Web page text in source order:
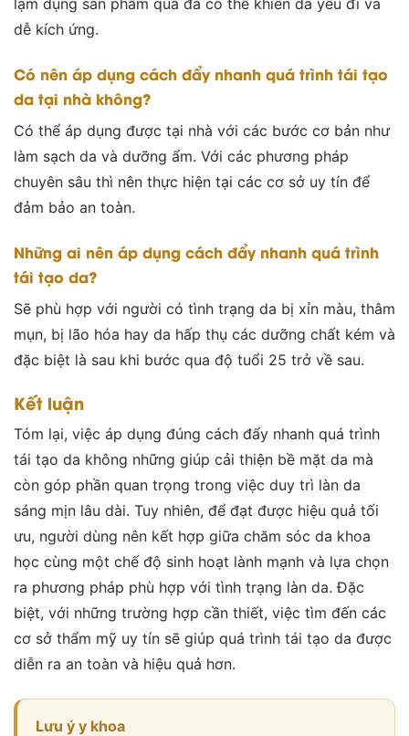
lạm dụng sản phẩm quá đà có thể khiến da yếu đi và
dễ kích ứng.
Có nên áp dụng cách đẩy nhanh quá trình tái tạo
da tại nhà không?
Có thể áp dụng được tại nhà với các bước cơ bản như
làm sạch da và dưỡng ẩm. Với các phương pháp
chuyên sâu thì nên thực hiện tại các cơ sở uy tín để
đảm bảo an toàn.
Những ai nên áp dụng cách đẩy nhanh quá trình
tái tạo da?
Sẽ phù hợp với người có tình trạng da bị xỉn màu, thâm
mụn, bị lão hóa hay da hấp thụ các dưỡng chất kém và
đặc biệt là sau khi bước qua độ tuổi 25 trở về sau.
Kết luận
Tóm lại, việc áp dụng đúng cách đẩy nhanh quá trình
tái tạo da không những giúp cải thiện bề mặt da mà
còn góp phần quan trọng trong việc duy trì làn da
sáng mịn lâu dài. Tuy nhiên, để đạt được hiệu quả tối
ưu, người dùng nên kết hợp giữa chăm sóc da khoa
học cùng một chế độ sinh hoạt lành mạnh và lựa chọn
ra phương pháp phù hợp với tình trạng làn da. Đặc
biệt, với những trường hợp cần thiết, việc tìm đến các
cơ sở thẩm mỹ uy tín sẽ giúp quá trình tái tạo da được
diễn ra an toàn và hiệu quả hơn.
Lưu ý y khoa